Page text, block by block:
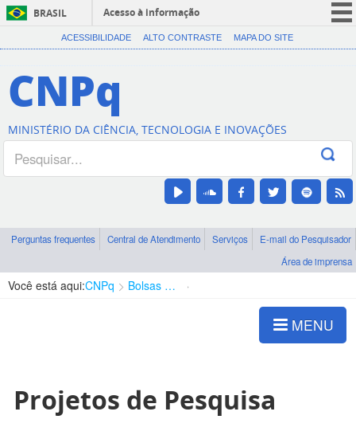
BRASIL
Acesso à informação
CORONAVÍRUS (COVID-19)
Canais
ACESSIBILIDADE ALTO CONTRASTE MAPA DO SITE
CNPq
MINISTÉRIO DA CIÊNCIA, TECNOLOGIA E INOVAÇÕES
Perguntas frequentes Central de Atendimento Serviços
E-mail do Pesquisador
Área de imprensa
Você está aqui:CNPq Bolsas e Auxílios Vigentes
MENU
Projetos de Pesquisa